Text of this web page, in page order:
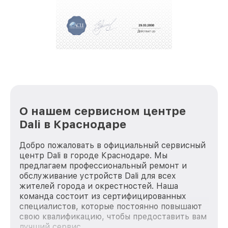
положительные отзывы и обрели отличную
репутацию. Мы постоянно совершенствуемся и
О нашем сервисном центре
Dali в Краснодаре
Добро пожаловать в официальный сервисный
центр Dali в городе Краснодаре. Мы
предлагаем профессиональный ремонт и
обслуживание устройств Dali для всех
жителей города и окрестностей. Наша
команда состоит из сертифицированных
специалистов, которые постоянно повышают
свою квалификацию, чтобы предоставить вам